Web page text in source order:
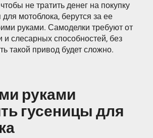
не тратить денег на покупку
для мотоблока, берутся за ее
руками. Самоделки требуют от
и слесарных способностей, без
такой привод будет сложно.
руками
гусеницы для